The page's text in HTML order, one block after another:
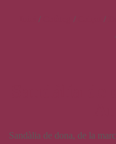
/ / /
Sandàlia de dona, de la